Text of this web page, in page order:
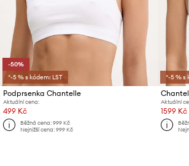
-50%
*-5 % s kódem: LST
Podprsenka Chantelle
Aktuální cena:
499 Kč
Běžná cena:999 Kč
Nejnižší cena:999 Kč
*-5 % s
Aktuální
1599 Kč